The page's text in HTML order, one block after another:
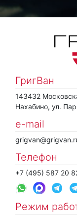
ГригВан
143432
Нахабино, ул.
e-mail
Телефон
+7 (495) 587 20
Режим